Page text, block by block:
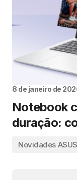
8 de janeiro de
Notebook
duração:
Novidades ASUS